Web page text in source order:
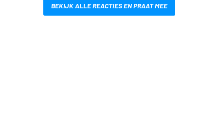
BEKIJK ALLE REACTIES EN PRAAT MEE